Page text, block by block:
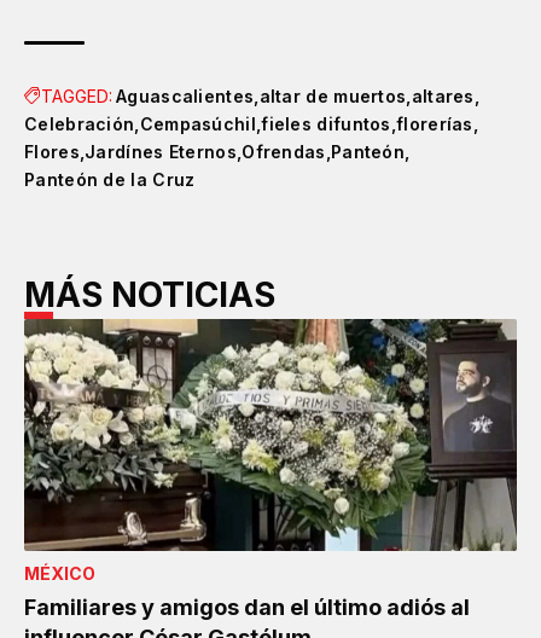
TAGGED: Aguascalientes altar de muertos altares
Celebración Cempasúchil fieles difuntos florerías
Flores Jardínes Eternos Ofrendas Panteón
Panteón de la Cruz
MÁS NOTICIAS
MÉXICO
Familiares y amigos dan el último adiós al